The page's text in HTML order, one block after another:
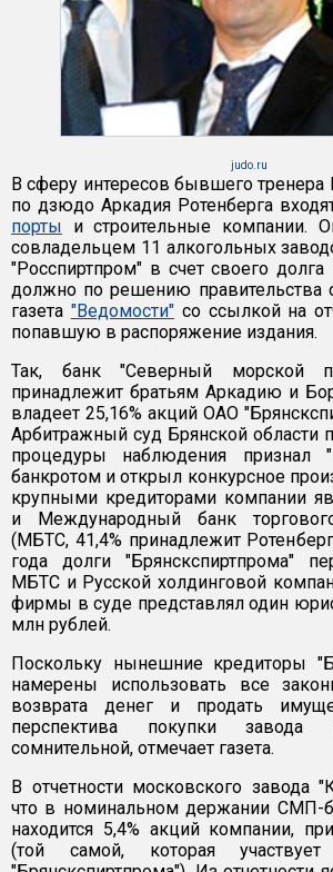
judo.ru
В сферу интересов бывшего тренера
по дзюдо Аркадия Ротенберга
порты и строительные компании.
совладельцем 11 алкогольных
"Росспиртпром" в счет своего
должно по решению правительства
газета "Ведомости"со ссылкой на
попавшую в распоряжение издания.
Так, банк "Северный морской
принадлежит братьям Аркадию и
владеет 25,16% акций ОАО
Арбитражный суд Брянской области
процедуры наблюдения признал
банкротом и открыл конкурсное
крупными кредиторами компании
и Международный банк
(МБТС, 41,4% принадлежит
года долги "Брянскспиртпрома"
МБТС и Русской холдинговой
фирмы в суде представлял один
млн рублей.
Поскольку нынешние кредиторы
намерены использовать все
возврата денег и продать
перспектива покупки завода
сомнительной, отмечает газета.
В отчетности московского завода
что в номинальном держании СМП-
находится 5,4% акций компании,
(той самой, которая